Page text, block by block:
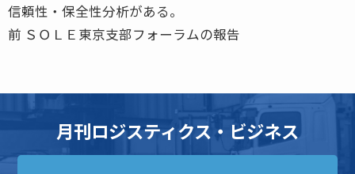
信頼性・保全性分析がある。
前 ＳＯＬＥ東京支部フォーラムの報告
月刊ロジスティクス・ビジネス